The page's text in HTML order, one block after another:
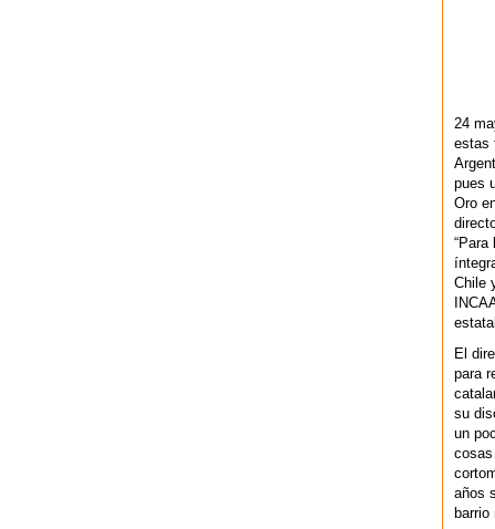
24
estas
pues
Oro
“Para
Chile
El
para
su
un
cosas
años